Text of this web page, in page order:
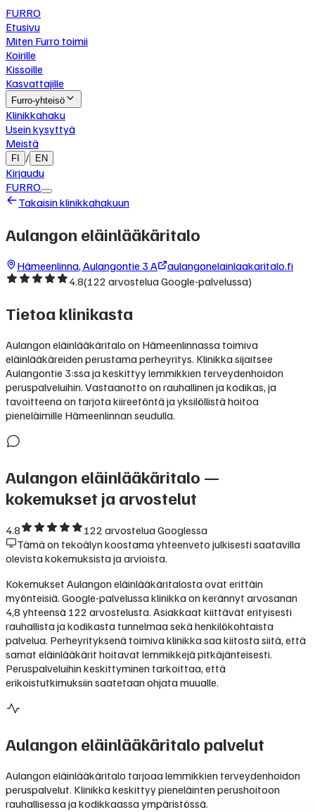
FURRO
Etusivu
Miten Furro toimii
Koirille
Kissoille
Kasvattajille
Furro-yhteisö
Klinikkahaku
Usein kysyttyä
Meistä
FI / EN
Kirjaudu
FURRO
Takaisin klinikkahakuun
Aulangon eläinlääkäritalo
Hämeenlinna, Aulangontie 3 A
aulangonelainlaakaritalo.fi
4.8(122 arvostelua Google-palvelussa)
Tietoa klinikasta
Aulangon eläinlääkäritalo on Hämeenlinnassa toimiva
eläinlääkäreiden perustama perheyritys. Klinikka sijaitsee
Aulangontie 3:ssa ja keskittyy lemmikkien terveydenhoidon
peruspalveluihin. Vastaanotto on rauhallinen ja kodikas, ja
tavoitteena on tarjota kiireetöntä ja yksilöllistä hoitoa
pieneläimille Hämeenlinnan seudulla.
Aulangon eläinlääkäritalo —
kokemukset ja arvostelut
4.8 122 arvostelua Googlessa
Tämä on tekoälyn koostama yhteenveto julkisesti saatavilla
olevista kokemuksista ja arvioista.
Kokemukset Aulangon eläinlääkäritalosta ovat erittäin
myönteisiä. Google-palvelussa klinikka on kerännyt arvosanan
4,8 yhteensä 122 arvostelusta. Asiakkaat kiittävät erityisesti
rauhallista ja kodikasta tunnelmaa sekä henkilökohtaista
palvelua. Perheyrityksenä toimiva klinikka saa kiitosta siitä, että
samat eläinlääkärit hoitavat lemmikkejä pitkäjänteisesti.
Peruspalveluihin keskittyminen tarkoittaa, että
erikoistutkimuksiin saatetaan ohjata muualle.
Aulangon eläinlääkäritalo palvelut
Aulangon eläinlääkäritalo tarjoaa lemmikkien terveydenhoidon
peruspalvelut. Klinikka keskittyy pieneläinten perushoitoon
rauhallisessa ja kodikkaassa ympäristössä.